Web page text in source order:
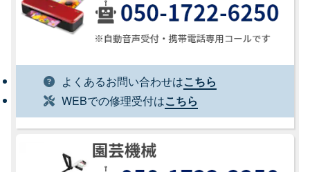
よくあるお問い合わせはこちら
WEBでの修理受付はこちら